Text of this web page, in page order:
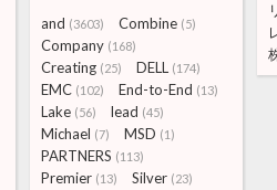
and (3603) Combine (5)
Company (168)
Creating (25) DELL (174)
EMC (102) End-to-End (13)
Lake (56) lead (45)
Michael (7) MSD (1)
PARTNERS (113)
Premier (13) Silver (23)